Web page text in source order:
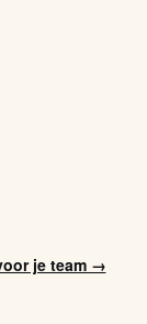
je team →